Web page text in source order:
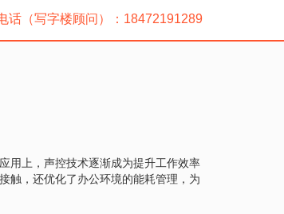
话（写字楼顾问）：18472191289
用上，声控技术逐渐成为提升工作效率
触，还优化了办公环境的能耗管理，为